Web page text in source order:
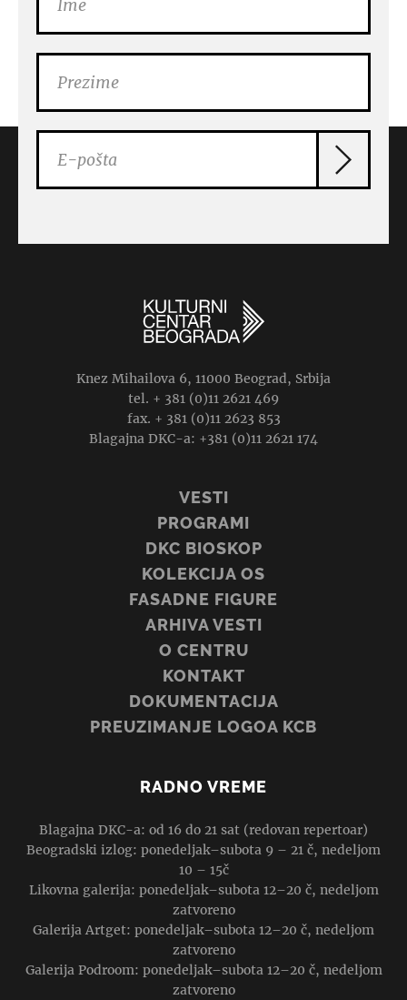
Knez Mihailova 6, 11000 Beograd, Srbija
tel. + 381 (0)11 2621 469
fax. + 381 (0)11 2623 853
Blagajna DKC-a: +381 (0)11 2621 174
VESTI
PROGRAMI
DKC BIOSKOP
KOLEKCIJA OS
FASADNE FIGURE
ARHIVA VESTI
O CENTRU
KONTAKT
DOKUMENTACIJA
PREUZIMANJE LOGOA KCB
RADNO VREME
Blagajna DKC-a: od 16 do 21 sat (redovan repertoar)
Beogradski izlog: ponedeljak–subota 9 – 21 č, nedeljom
10 – 15č
Likovna galerija: ponedeljak–subota 12–20 č, nedeljom
zatvoreno
Galerija Artget: ponedeljak–subota 12–20 č, nedeljom
zatvoreno
Galerija Podroom: ponedeljak–subota 12–20 č, nedeljom
zatvoreno